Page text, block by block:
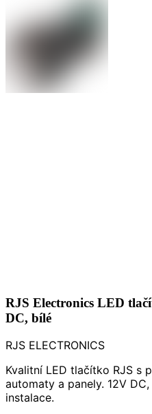
RJS Electronics LED
DC, bílé
RJS ELECTRONICS
Kvalitní LED tlačítko RJS s
automaty a panely. 12V
instalace.